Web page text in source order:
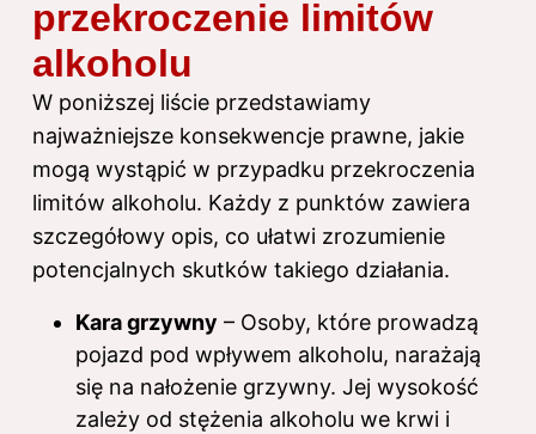
przekroczenie limitów
alkoholu
W poniższej liście przedstawiamy
najważniejsze konsekwencje prawne, jakie
mogą wystąpić w przypadku przekroczenia
limitów alkoholu. Każdy z punktów zawiera
szczegółowy opis, co ułatwi zrozumienie
potencjalnych skutków takiego działania.
Kara grzywny – Osoby, które prowadzą
pojazd pod wpływem alkoholu, narażają
się na nałożenie grzywny. Jej wysokość
zależy od stężenia alkoholu we krwi i